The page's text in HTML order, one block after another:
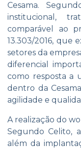
Cesama.
institucional,
comparável ao
13.303/2016, que
setores da
diferencial
como resposta a
dentro da
agilidade e
A realização do
Segundo Celito,
além da